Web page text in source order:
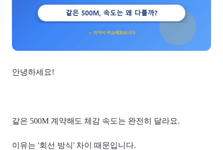
안녕하세요!
같은 500M 계약해도 체감 속도는 완전히 달라요.
이유는 '회선 방식' 차이 때문입니다.